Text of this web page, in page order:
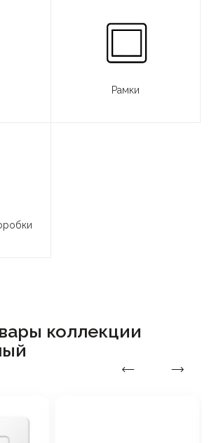
Рамки
коллекции